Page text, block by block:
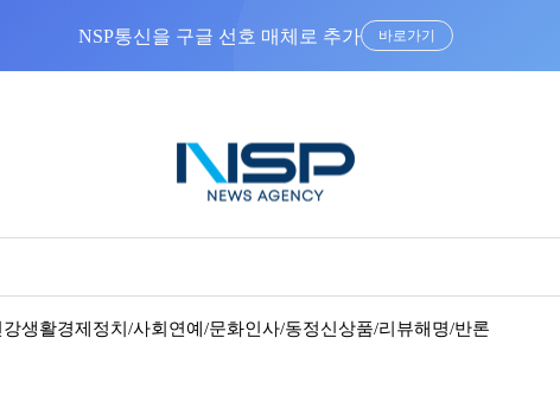
NSP통신을 구글 선호 매체로 추가 바로가기
강생활경제 정치/사회 연예/문화인사/동정신상품/리뷰해명/반론